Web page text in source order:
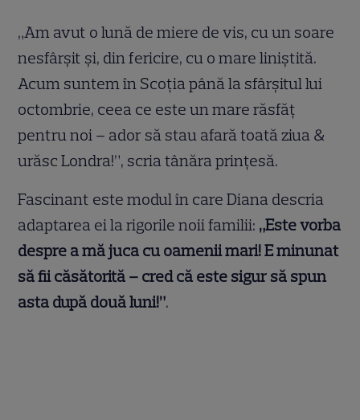
„Am avut o lună de miere de vis, cu un soare
nesfârșit și, din fericire, cu o mare liniștită.
Acum suntem în Scoția până la sfârșitul lui
octombrie, ceea ce este un mare răsfăț
pentru noi – ador să stau afară toată ziua &
urăsc Londra!”, scria tânăra prințesă.
Fascinant este modul în care Diana descria
adaptarea ei la rigorile noii familii: „Este vorba
despre a mă juca cu oamenii mari! E minunat
să fii căsătorită – cred că este sigur să spun
asta după două luni!”.